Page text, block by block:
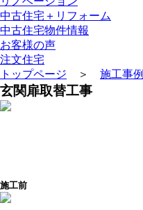
中古住宅＋リフォーム
中古住宅物件情報
お客様の声
注文住宅
トップページ ＞ 施工事例
玄関扉取替工事
施工前